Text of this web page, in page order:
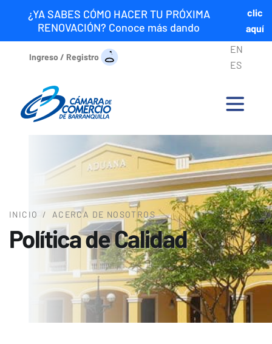
¿YA SABES CÓMO HACER TU PRÓXIMA
RENOVACIÓN? Conoce más dando
clic
aquí
Ingreso / Registro
EN
ES
INICIO / ACERCA DE NOSOTROS
Política de Calidad